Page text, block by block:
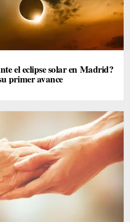
el eclipse solar en Madrid?
primer avance